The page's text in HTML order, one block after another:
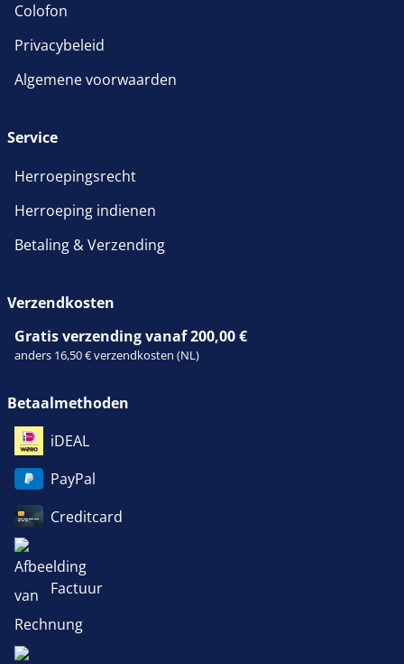
Colofon
Privacybeleid
Algemene voorwaarden
Service
Herroepingsrecht
Herroeping indienen
Betaling & Verzending
Verzendkosten
Gratis verzending vanaf 200,00 €
anders 16,50 € verzendkosten (NL)
Betaalmethoden
iDEAL
PayPal
Creditcard
Factuur